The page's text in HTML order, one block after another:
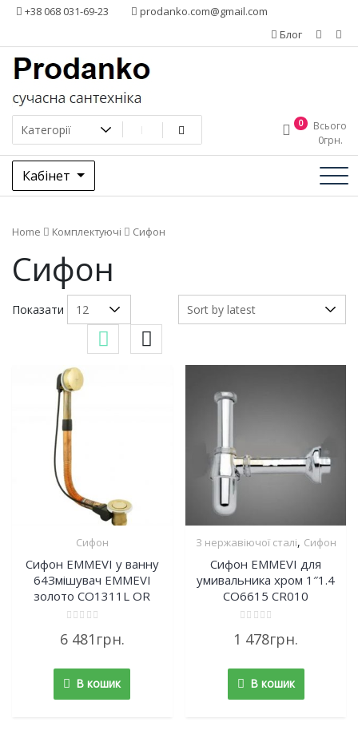
Додати+38 068 031-69-23
prodanko.com@gmail.com
Блог
0
Всього
0грн.
Кабінет
Home Комплектуючі Сифон
Сифон
Показати
Сифон
Сифон EMMEVI у ванну
64Змішувач EMMEVI
золото CO1311L OR
0
out
5
6 481 грн.
В кошик
З нержавіючої сталі, Сифон
Сифон EMMEVI для
умивальника хром 1″1.4
CO6615 CR010
out
5
1 478грн.
В кошик